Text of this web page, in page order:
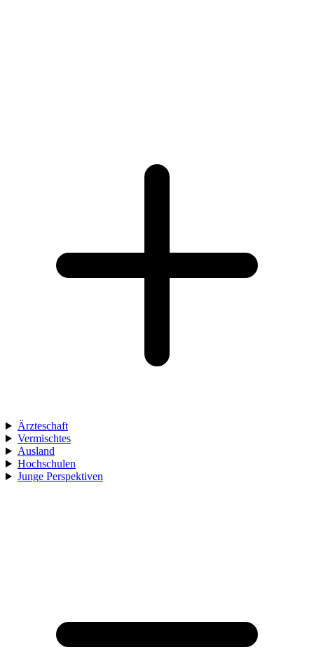
Ärzteschaft
Vermischtes
Ausland
Hochschulen
Junge Perspektiven